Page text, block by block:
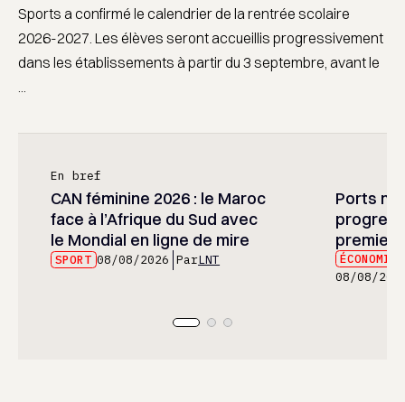
Sports a confirmé le calendrier de la rentrée scolaire
2026-2027. Les élèves seront accueillis progressivement
dans les établissements à partir du 3 septembre, avant le
...
En bref
CAN féminine 2026 : le Maroc
face à l’Afrique du Sud avec
le Mondial en ligne de mire
SPORT 08/08/2026 ParLNT
Ports
premier
08/08/